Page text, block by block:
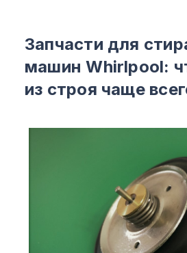
Запчасти для
машин Whirlpool:
из строя чаще